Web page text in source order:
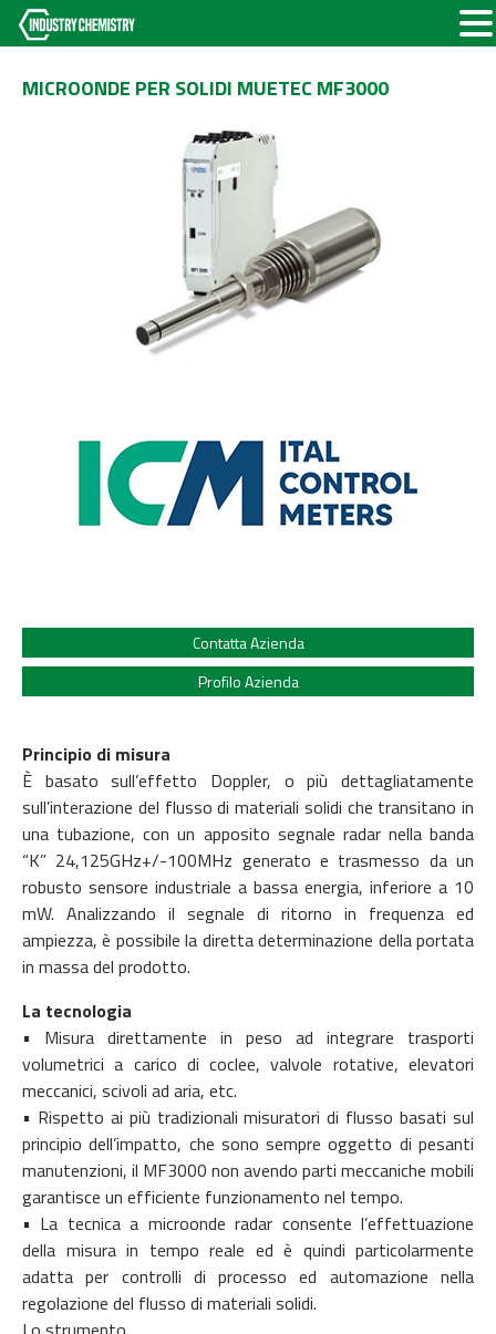
MICROONDE PER SOLIDI MUETEC MF3000
Contatta Azienda
Profilo Azienda
Principio di misura
È basato sull’effetto Doppler, o più dettagliatamente
sull’interazione del flusso di materiali solidi che transitano in
una tubazione, con un apposito segnale radar nella banda
“K” 24,125GHz+/-100MHz generato e trasmesso da un
robusto sensore industriale a bassa energia, inferiore a 10
mW. Analizzando il segnale di ritorno in frequenza ed
ampiezza, è possibile la diretta determinazione della portata
in massa del prodotto.
La tecnologia
• Misura direttamente in peso ad integrare trasporti
volumetrici a carico di coclee, valvole rotative, elevatori
meccanici, scivoli ad aria, etc.
• Rispetto ai più tradizionali misuratori di flusso basati sul
principio dell’impatto, che sono sempre oggetto di pesanti
manutenzioni, il MF3000 non avendo parti meccaniche mobili
garantisce un efficiente funzionamento nel tempo.
• La tecnica a microonde radar consente l’effettuazione
della misura in tempo reale ed è quindi particolarmente
adatta per controlli di processo ed automazione nella
regolazione del flusso di materiali solidi.